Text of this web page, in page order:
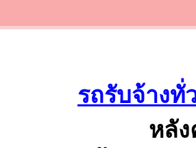
รถรับจ้างทั่
หลัง